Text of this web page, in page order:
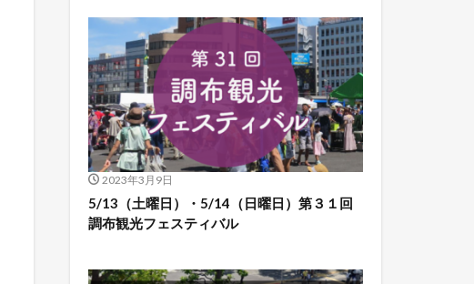
2023年3月9日
5/13（土曜日）・5/14（日曜日）第３１回
調布観光フェスティバル